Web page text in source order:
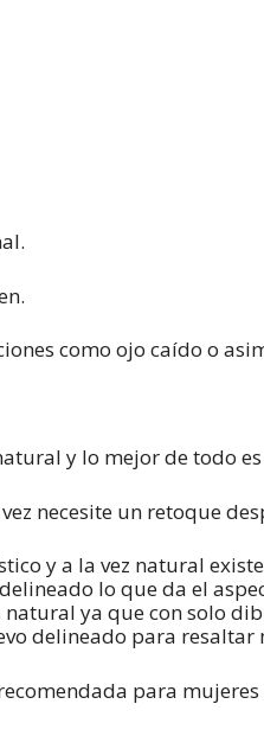
como ojo caído o
y lo mejor de todo
necesite un retoque
y a la vez natural
lo que da el
ya que con solo
delineado para resaltar
para